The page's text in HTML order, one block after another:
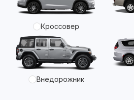
Кроссовер
Внедорожник